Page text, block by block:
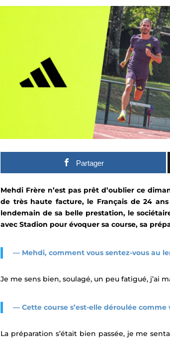
Partager
Mehdi Frère n’est pas prêt d’oublier ce
de très haute facture, le Français de 24
lendemain de sa belle prestation, le
avec Stadion pour évoquer sa course, sa
— Mehdi, comment vous sentez-vous au
Je me sens bien, soulagé, un peu fatigué, j’ai
— Cette course s’est-elle déroulée comme
La préparation s’était bien passée, je me